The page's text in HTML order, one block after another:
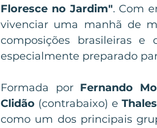
Floresce no Jardim". Com
vivenciar uma manhã de
composições brasileiras
especialmente preparado
Formada por Fernando
Clidão (contrabaixo) e
como um dos principais